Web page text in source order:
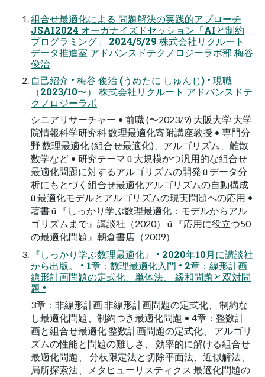
組合せ最適化による 問題解決の実践的アプローチ
JSAI2024 オーガナイズドセッション「AIと制約
プログラミング」 2024/5/29 株式会社リクルート
データ推進室 アドバンスドテクノロジーラボ部 梅谷
俊治
自己紹介 • 梅谷 俊治 (うめたに しゅんじ) • 現職
（2023/10〜） 株式会社リクルート アドバンスドテ
クノロジーラボ
シニアリサーチャー • 前職 (〜2023/9) 大阪大学 大学
院情報科学研究科 数理最適化寄附講座教授 • 専門分
野 数理最適化 (組合せ最適化)、アルゴリズム、離散
数学など • 研究テーマ ü 大規模かつ汎用的な組合せ
最適化問題に対するアルゴリズムの開発 ü データ分
析にもとづく組合せ最適化アルゴリズムの自動構成
ü 最適化モデルとアルゴリズムの現実問題への応用 •
著書 ü 『しっかり学ぶ数理最適化：モデルからアル
ゴリズムまで』講談社（2020） ü 『応用に役立つ50
の最適化問題』朝倉書店（2009）
『しっかり学ぶ数理最適化』 • 2020年10月に講談社
から出版。 • 1章：数理最適化入門 • 2章：線形計画
線形計画問題の定式化、単体法、 緩和問題と双対問
題 •
3章：非線形計画 非線形計画問題の定式化、 制約な
し最適化問題、制約つき最適化問題 • 4章：整数計
画と組合せ最適化 整数計画問題の定式化、 アルゴリ
ズムの性能と問題の難しさ、 効率的に解ける組合せ
最適化問題、 分枝限定法と切除平面法、近似解法、
局所探索法、メタヒューリスティクス 最適化問題の